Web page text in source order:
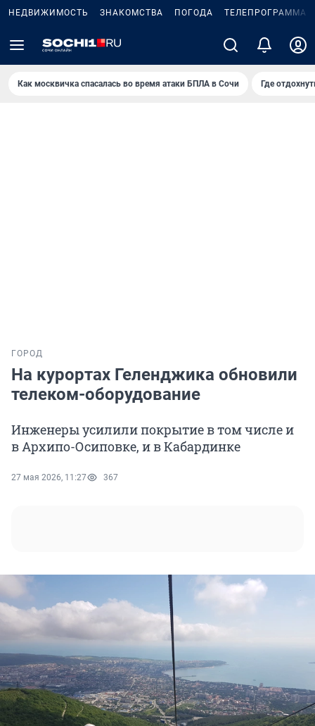
НЕДВИЖИМОСТЬ ЗНАКОМСТВА ПОГОДА ТЕЛЕПРОГРАММА
Как москвичка спасалась во время атаки БПЛА в Сочи Где
ГОРОД
На курортах Геленджика обновили
телеком-оборудование
Инженеры усилили покрытие в том числе и
в Архипо-Осиповке, и в Кабардинке
27 мая 2026, 11:27 367